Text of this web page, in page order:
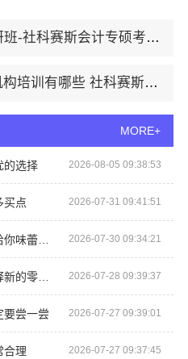
赛斯会计专硕考研助你考研成功
些 社科赛斯提前备考MBA目标名校
MORE+
的选择 2026-08-05 09:38:53
买点 2026-07-31 09:41:51
女儿说欣果铺子膨化食品 给你味蕾上的享受 2026-07-30 09:34:21
宝清欣果铺子坚果炒货 诠释新的零食文化 2026-07-28 09:39:37
要尝一尝 2026-07-27 09:39:01
合理 2026-07-27 09:37:45